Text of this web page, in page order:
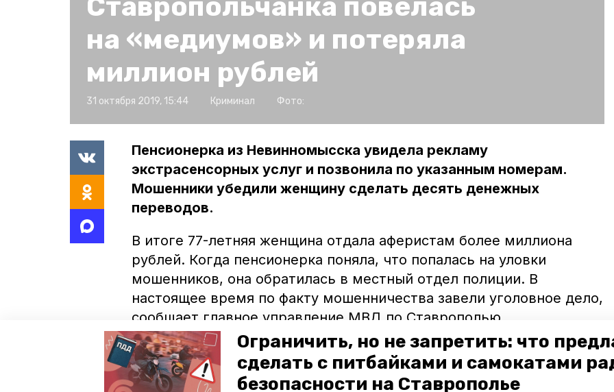
Ограничить, но не запретить: что
сделать с питбайками и самокатами
безопасности на Ставрополье
на «медиумов» и потеряла
миллион рублей
31 октября 2019, 15:44 Криминал Фото:
Пенсионерка из Невинномысска увидела рекламу
экстрасенсорных услуг и позвонила по указанным номерам.
Мошенники убедили женщину сделать десять денежных
переводов.
В итоге 77-летняя женщина отдала аферистам более миллиона
рублей. Когда пенсионерка поняла, что попалась на уловки
мошенников, она обратилась в местный отдел полиции. В
настоящее время по факту мошенничества завели уголовное дело,
сообщает главное управление МВД по Ставрополью.
Правоохранители разыскивают аферистов.
Ранее 58-летнему жителю краевого центрапозвонилнеизвестный